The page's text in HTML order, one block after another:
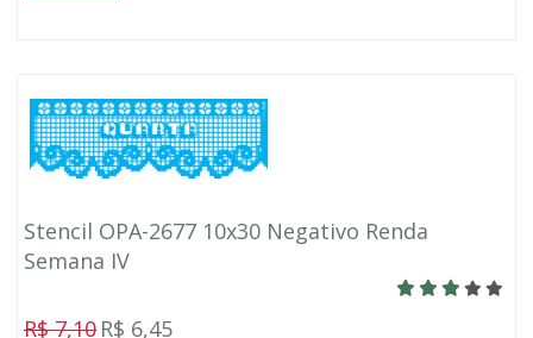
Stencil OPA-2677 10x30 Negativo Renda
Semana IV
R$ 7,10 R$ 6,45